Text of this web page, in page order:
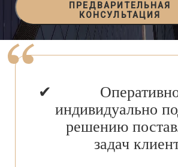
ПРЕДВАРИТЕЛЬНАЯ
КОНСУЛЬТАЦИЯ
индивидуально
решению
задач